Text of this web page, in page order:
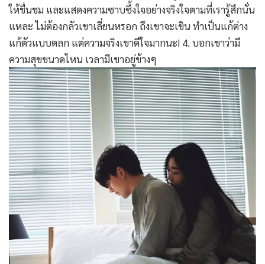
ให้ชื่นชม และแสดงความซาบซึ้งใจอย่างจริงใจตามที่เรารู้สึกนั่น
แหละ ไม่ต้องกลัวเขาเลี่ยนหรอก ถึงเขาจะเขิน ทำเป็นแก้ต่าง
แก้ตัวแบบตลก แต่ความจริงเขาดีใจมากนะ! 4. บอกเขาว่ามี
ความสุขขนาดไหน เวลามีเขาอยู่ข้างๆ